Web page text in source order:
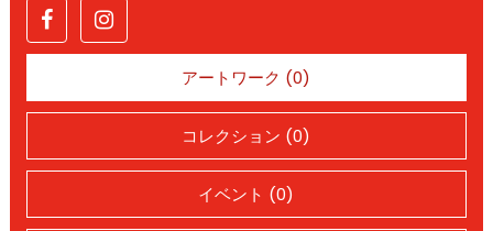
アートワーク (0)
コレクション (0)
イベント (0)